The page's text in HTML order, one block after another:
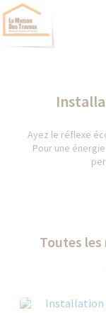
Ayez le réflexe
Pour une
Toutes